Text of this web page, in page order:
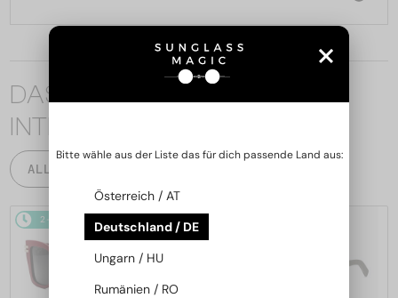
DAS KÖNNTE SIE AUCH
INTERESSIEREN
ALLE PRODUKTE
2-4 WERKTAGE
Bitte wähle aus der Liste das für dich passende Land aus:
Österreich / AT
Deutschland / DE
Ungarn / HU
Rumänien / RO